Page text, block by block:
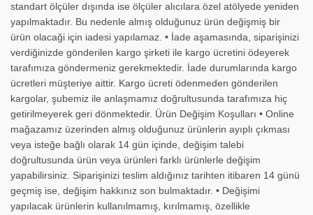
standart ölçüler dışında ise ölçüler alıcılara özel atölyede yeniden
yapılmaktadır. Bu nedenle almış olduğunuz ürün değişmiş bir
ürün olacaği için iadesi yapılamaz. • İade aşamasında, siparişinizi
verdiğinizde gönderilen kargo şirketi ile kargo ücretini ödeyerek
tarafımıza göndermeniz gerekmektedir. İade durumlarında kargo
ücretleri müşteriye aittir. Kargo ücreti ödenmeden gönderilen
kargolar, şubemiz ile anlaşmamız doğrultusunda tarafımıza hiç
getirilmeyerek geri dönmektedir. Ürün Değişim Koşulları • Online
mağazamız üzerinden almış olduğunuz ürünlerin ayıplı çıkması
veya isteğe bağlı olarak 14 gün içinde, değişim talebi
doğrultusunda ürün veya ürünleri farklı ürünlerle değişim
yapabilirsiniz. Siparişinizi teslim aldığınız tarihten itibaren 14 günü
geçmiş ise, değişim hakkınız son bulmaktadır. • Değişimi
yapılacak ürünlerin kullanılmamış, kırılmamış, özellikle